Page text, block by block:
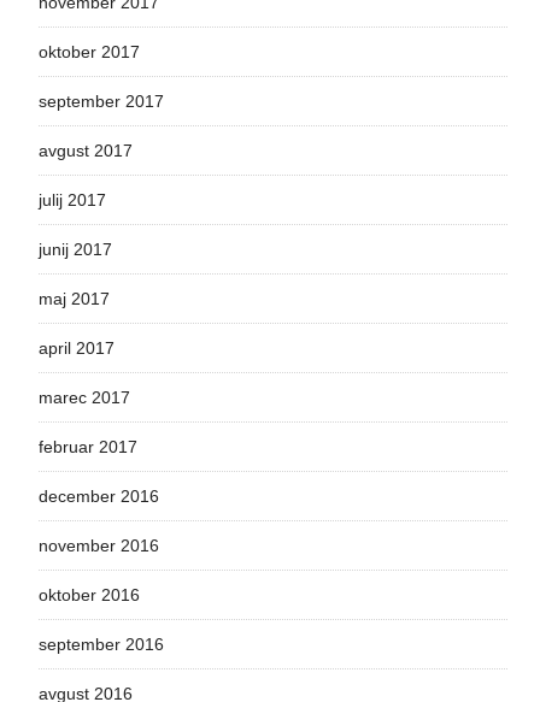
oktober 2017
september 2017
avgust 2017
julij 2017
junij 2017
maj 2017
april 2017
marec 2017
februar 2017
december 2016
november 2016
oktober 2016
september 2016
avgust 2016